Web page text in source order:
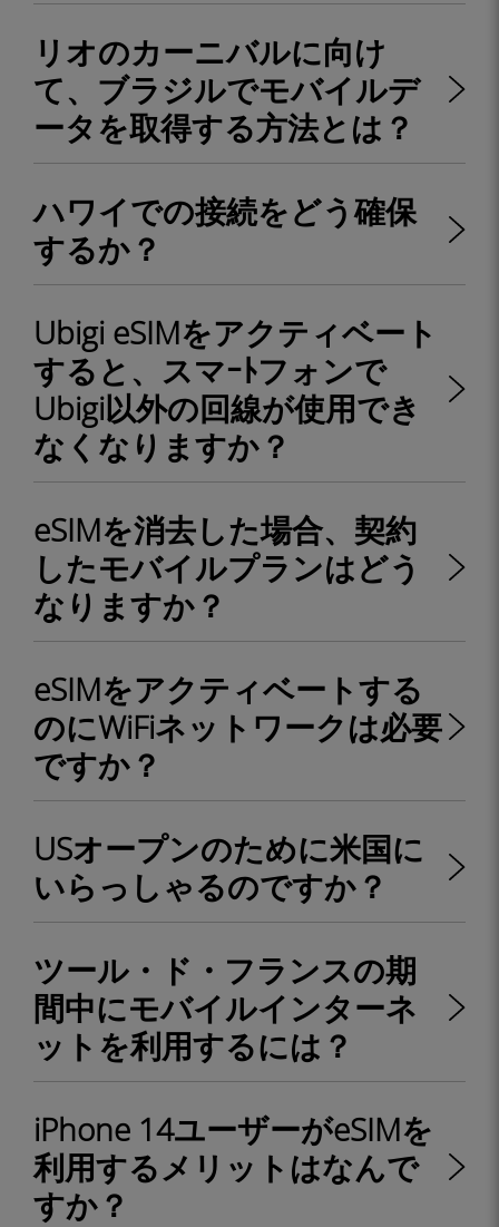
リオのカーニバルに向け
て、ブラジルでモバイルデ
ータを取得する方法とは？
ハワイでの接続をどう確保
するか？
Ubigi eSIMをアクティベート
すると、スマｰﾄフォンで
Ubigi以外の回線が使用でき
なくなりますか？
eSIMを消去した場合、契約
したモバイルプランはどう
なりますか？
eSIMをアクティベートする
のにWiFiネットワークは必要
ですか？
USオープンのために米国に
いらっしゃるのですか？
ツール・ド・フランスの期
間中にモバイルインターネ
ットを利用するには？
iPhone 14ユーザーがeSIMを
利用するメリットはなんで
すか？